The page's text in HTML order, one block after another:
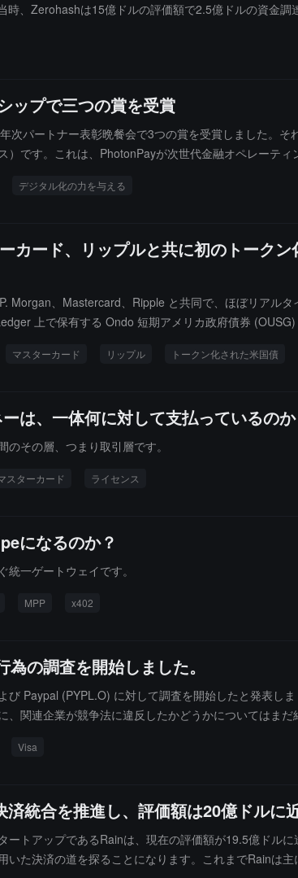
が見当たらないと考えています。
、Zerohashは15億ドルの評価額で2.5億ドルの資金
ーブルコインの決済に関して、MastercardはBVNK
トワーク戦略における競争をさらに激化させ、従来
ップで三つの賞を受賞
パートナー表彰晩餐会で3つの賞を受賞しました。
です。これは、PhotonPayが次世代金融オペレーテ
、企業のカスタマイズニーズに応えます。MDESデ
創設者兼CEOであるLewisonは、これらの栄誉はマ
築に注力し、世界の企業が国境を越えた運営、拡張
デジタル化の力を与える
ード、リップルと共に初のトーク
、Mastercard、Ripple と共同で、ほぼリアル
上で保有する Ondo 短期アメリカ政府債券
盤と銀行間決済システムが協調して機能する可能性
マスターカード リップル トークン化された米国債
は、一体何に対して支払っているの
その層、つまり取引層です。
スターカード ライセンス
になるのか？
一ゲートウェイです。
MPP x402
の調査を開始しました。
Paypal (PYPL.O) に対して調査を開始したと発表し
関連企業が競争法に違反したかどうかについてはま
Visa
統合を推進し、評価額は20億ドルに
トアップであるRainは、現在の評価額が19.5億ドル
た決済の道を探ることになります。これまでRainは